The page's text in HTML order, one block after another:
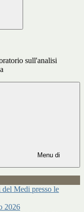
sull'analisi
Menu di
Medi presso le
2026